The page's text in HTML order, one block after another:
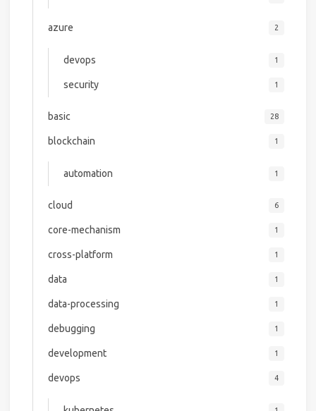
azure 2
devops 1
security 1
basic 28
blockchain 1
automation 1
cloud 6
core-mechanism 1
cross-platform 1
data 1
data-processing 1
debugging 1
development 1
devops 4